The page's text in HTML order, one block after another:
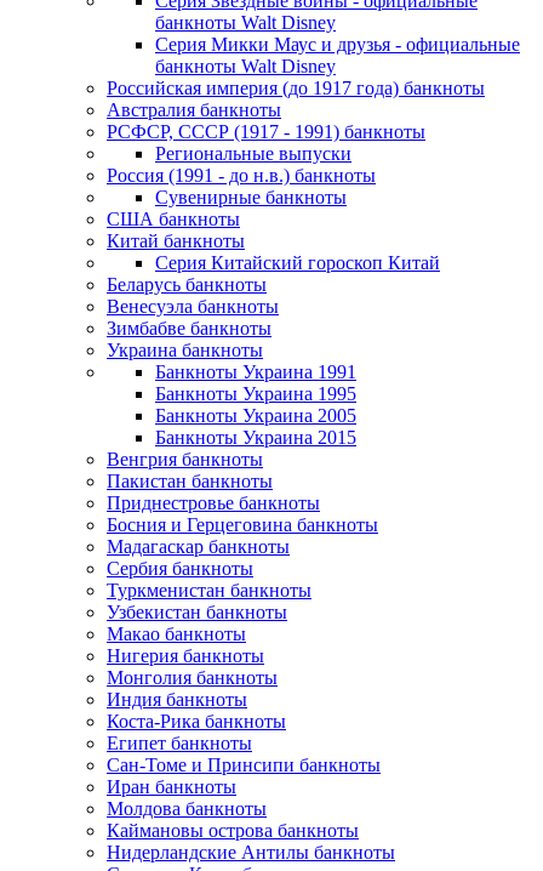
банкноты Walt Disney
Серия Микки Маус и друзья - официальные
банкноты Walt Disney
Российская империя (до 1917 года) банкноты
Австралия банкноты
РСФСР, СССР (1917 - 1991) банкноты
Региональные выпуски
Россия (1991 - до н.в.) банкноты
Сувенирные банкноты
США банкноты
Китай банкноты
Серия Китайский гороскоп Китай
Беларусь банкноты
Венесуэла банкноты
Зимбабве банкноты
Украина банкноты
Банкноты Украина 1991
Банкноты Украина 1995
Банкноты Украина 2005
Банкноты Украина 2015
Венгрия банкноты
Пакистан банкноты
Приднестровье банкноты
Босния и Герцеговина банкноты
Мадагаскар банкноты
Сербия банкноты
Туркменистан банкноты
Узбекистан банкноты
Макао банкноты
Нигерия банкноты
Монголия банкноты
Индия банкноты
Коста-Рика банкноты
Египет банкноты
Сан-Томе и Принсипи банкноты
Иран банкноты
Молдова банкноты
Каймановы острова банкноты
Нидерландские Антилы банкноты